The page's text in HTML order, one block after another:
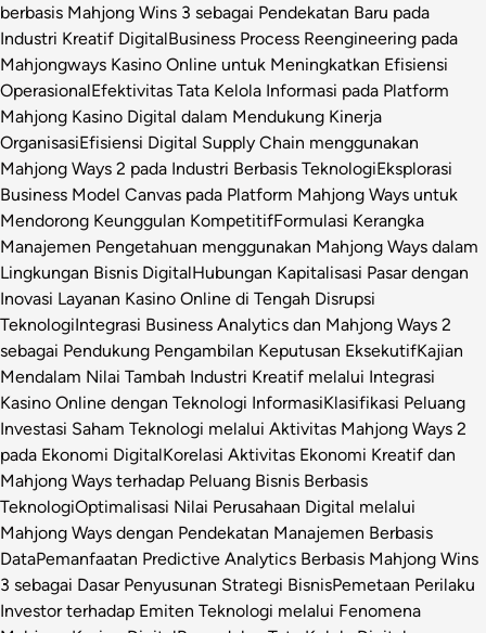
berbasis Mahjong Wins 3 sebagai Pendekatan Baru pada
Industri Kreatif DigitalBusiness Process Reengineering pada
Mahjongways Kasino Online untuk Meningkatkan Efisiensi
OperasionalEfektivitas Tata Kelola Informasi pada Platform
Mahjong Kasino Digital dalam Mendukung Kinerja
OrganisasiEfisiensi Digital Supply Chain menggunakan
Mahjong Ways 2 pada Industri Berbasis TeknologiEksplorasi
Business Model Canvas pada Platform Mahjong Ways untuk
Mendorong Keunggulan KompetitifFormulasi Kerangka
Manajemen Pengetahuan menggunakan Mahjong Ways dalam
Lingkungan Bisnis DigitalHubungan Kapitalisasi Pasar dengan
Inovasi Layanan Kasino Online di Tengah Disrupsi
TeknologiIntegrasi Business Analytics dan Mahjong Ways 2
sebagai Pendukung Pengambilan Keputusan EksekutifKajian
Mendalam Nilai Tambah Industri Kreatif melalui Integrasi
Kasino Online dengan Teknologi InformasiKlasifikasi Peluang
Investasi Saham Teknologi melalui Aktivitas Mahjong Ways 2
pada Ekonomi DigitalKorelasi Aktivitas Ekonomi Kreatif dan
Mahjong Ways terhadap Peluang Bisnis Berbasis
TeknologiOptimalisasi Nilai Perusahaan Digital melalui
Mahjong Ways dengan Pendekatan Manajemen Berbasis
DataPemanfaatan Predictive Analytics Berbasis Mahjong Wins
3 sebagai Dasar Penyusunan Strategi BisnisPemetaan Perilaku
Investor terhadap Emiten Teknologi melalui Fenomena